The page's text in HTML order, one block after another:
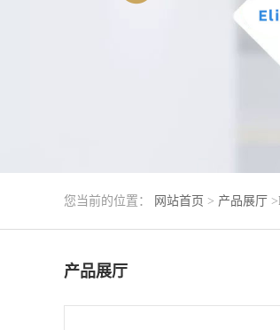
您当前的位置： 网站首页 > 产品展厅 >
产品展厅